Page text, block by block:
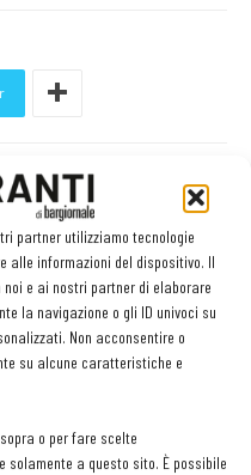
partner utilizziamo tecnologie
alle informazioni del dispositivo. Il
e ai nostri partner di elaborare
la navigazione o gli ID univoci su
Non acconsentire o
su alcune caratteristiche e
o per fare scelte
a questo sito. È possibile
Prosecco Superiore